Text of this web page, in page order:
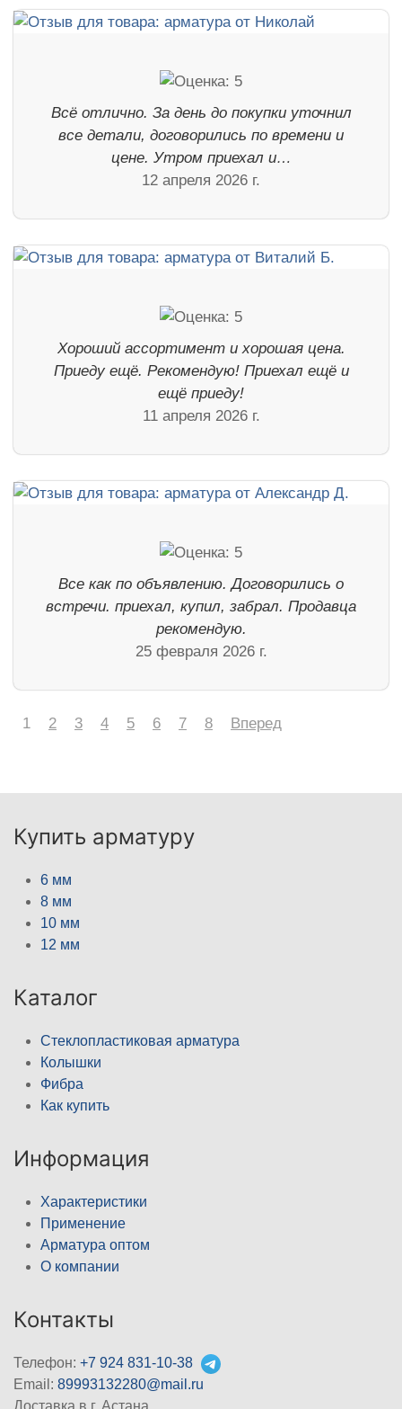
Всё отлично. За день до покупки уточнил
все детали, договорились по времени и
цене. Утром приехал и…
12 апреля 2026 г.
Хороший ассортимент и хорошая цена.
Приеду ещё. Рекомендую! Приехал ещё и
ещё приеду!
11 апреля 2026 г.
Все как по объявлению. Договорились о
встречи. приехал, купил, забрал. Продавца
рекомендую.
25 февраля 2026 г.
1 2 3 4 5 6 7 8 Вперед
Купить арматуру
6 мм
8 мм
10 мм
12 мм
Каталог
Стеклопластиковая арматура
Колышки
Фибра
Как купить
Информация
Характеристики
Применение
Арматура оптом
О компании
Контакты
Телефон: +7 924 831-10-38
Email: 89993132280@mail.ru